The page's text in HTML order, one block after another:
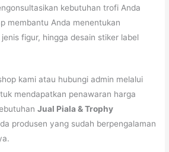
kebutuhan trofi Anda
membantu Anda menentukan
figur, hingga desain stiker label
kami atau hubungi admin melalui
mendapatkan penawaran harga
Jual Piala & Trophy
produsen yang sudah berpengalaman